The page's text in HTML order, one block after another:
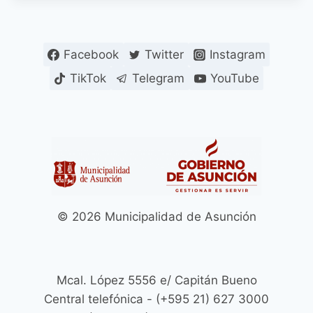
Facebook Twitter
Instagram
TikTok
Telegram YouTube
© 2026 Municipalidad de Asunción
Mcal. López 5556 e/ Capitán Bueno
Central telefónica - (+595 21) 627 3000